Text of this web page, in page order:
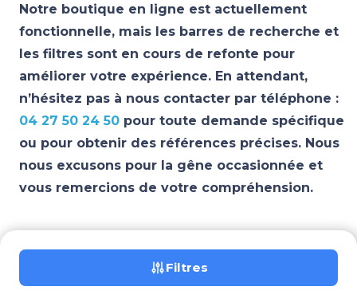
Notre boutique en ligne est actuellement
fonctionnelle, mais les barres de recherche et
les filtres sont en cours de refonte pour
améliorer votre expérience. En attendant,
n’hésitez pas à nous contacter par téléphone :
04 27 50 24 50 pour toute demande spécifique
ou pour obtenir des références précises. Nous
nous excusons pour la gêne occasionnée et
vous remercions de votre compréhension.
Filtres